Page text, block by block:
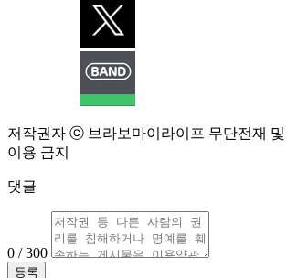
저작권자 ⓒ 브라보마이라이프 무단전재
이용 금지
댓글
0 / 300